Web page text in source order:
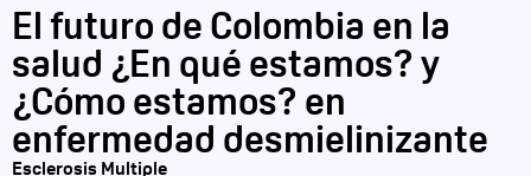
El futuro de Colombia en la
salud ¿En qué estamos? y
¿Cómo estamos? en
enfermedad desmielinizante
Esclerosis Multiple